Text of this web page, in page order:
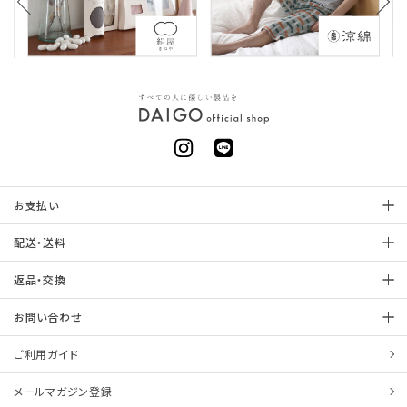
お支払い
配送・送料
返品・交換
お問い合わせ
ご利用ガイド
メールマガジン登録